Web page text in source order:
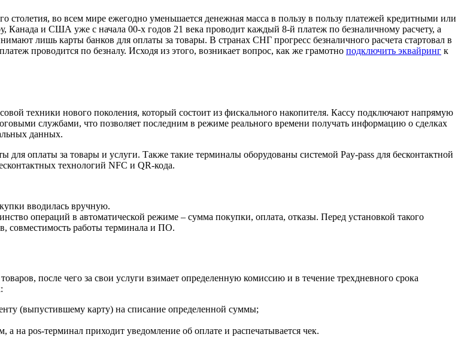
столетия, во всем мире ежегодно уменьшается денежная масса в пользу в пользу платежей кредитными или
Канада и США уже с начала 00-х годов 21 века проводит каждый 8-й платеж по безналичному расчету, а
лишь карты банков для оплаты за товары. В странах СНГ прогресс безналичного расчета стартовал в
проводится по безналу. Исходя из этого, возникает вопрос, как же грамотно подключить эквайринг к
техники нового поколения, который состоит из фискального накопителя. Кассу подключают напрямую
службами, что позволяет последним в режиме реального времени получать информацию о сделках
данных.
оплаты за товары и услуги. Также такие терминалы оборудованы системой Pay-pass для бесконтактной
технологий NFC и QR-кода.
вводилась вручную.
операций в автоматической режиме – сумма покупки, оплата, отказы. Перед установкой такого
совместимость работы терминала и ПО.
после чего за свои услуги взимает определенную комиссию и в течение трехдневного срока
(выпустившему карту) на списание определенной суммы;
на pos-терминал приходит уведомление об оплате и распечатывается чек.